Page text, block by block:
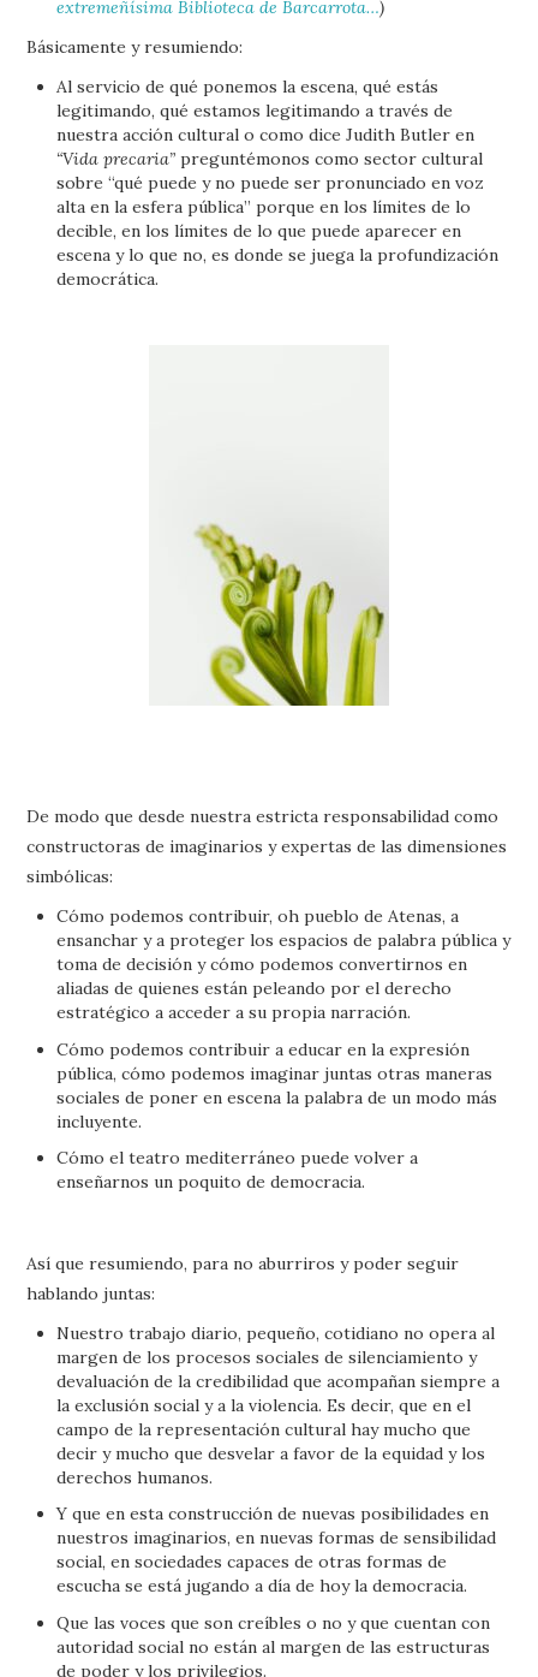
extremeñísima Biblioteca de Barcarrota…)
Básicamente y resumiendo:
Al servicio de qué ponemos la escena, qué estás
legitimando, qué estamos legitimando a través de
nuestra acción cultural o como dice Judith Butler en
“Vida precaria” preguntémonos como sector cultural
sobre “qué puede y no puede ser pronunciado en voz
alta en la esfera pública” porque en los límites de lo
decible, en los límites de lo que puede aparecer en
escena y lo que no, es donde se juega la profundización
democrática.
De modo que desde nuestra estricta responsabilidad como
constructoras de imaginarios y expertas de las dimensiones
simbólicas:
Cómo podemos contribuir, oh pueblo de Atenas, a
ensanchar y a proteger los espacios de palabra pública y
toma de decisión y cómo podemos convertirnos en
aliadas de quienes están peleando por el derecho
estratégico a acceder a su propia narración.
Cómo podemos contribuir a educar en la expresión
pública, cómo podemos imaginar juntas otras maneras
sociales de poner en escena la palabra de un modo más
incluyente.
Cómo el teatro mediterráneo puede volver a
enseñarnos un poquito de democracia.
Así que resumiendo, para no aburriros y poder seguir
hablando juntas:
Nuestro trabajo diario, pequeño, cotidiano no opera al
margen de los procesos sociales de silenciamiento y
devaluación de la credibilidad que acompañan siempre a
la exclusión social y a la violencia. Es decir, que en el
campo de la representación cultural hay mucho que
decir y mucho que desvelar a favor de la equidad y los
derechos humanos.
Y que en esta construcción de nuevas posibilidades en
nuestros imaginarios, en nuevas formas de sensibilidad
social, en sociedades capaces de otras formas de
escucha se está jugando a día de hoy la democracia.
Que las voces que son creíbles o no y que cuentan con
autoridad social no están al margen de las estructuras
de poder y los privilegios.